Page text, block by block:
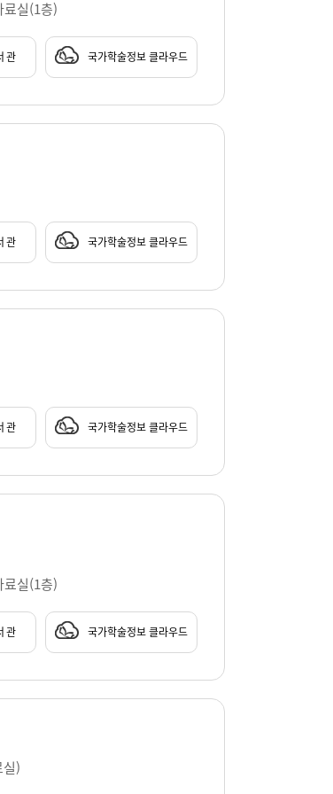
실(1층)
관 국가학술정보 클라우드
관 국가학술정보 클라우드
관 국가학술정보 클라우드
실(1층)
관 국가학술정보 클라우드
)